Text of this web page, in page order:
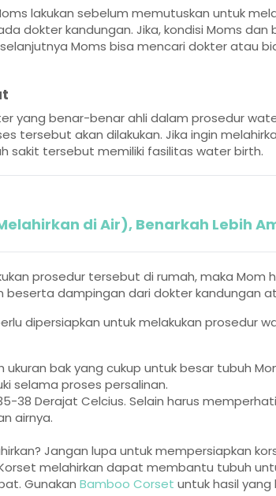
lakukan sebelum memutuskan untuk
dokter kandungan. Jika, kondisi Moms dan
Moms bisa mencari dokter atau
yang benar-benar ahli dalam prosedur
tersebut akan dilakukan. Jika ingin
sakit tersebut memiliki fasilitas water birth.
di Air), Benarkah Lebih
prosedur tersebut di rumah, maka Mom
beserta dampingan dari dokter kandungan
dipersiapkan untuk melakukan prosedur
ukuran bak yang cukup untuk besar tubuh
selama proses persalinan.
38 Derajat Celcius. Selain harus
airnya.
Jangan lupa untuk mempersiapkan
melahirkan dapat membantu tubuh
Gunakan Bamboo Corset untuk hasil yang